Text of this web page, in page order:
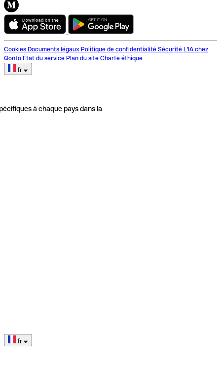
Cookies Documents légaux Politique de confidentialité Sécurité L'IA chez
Qonto État du service Plan du site Charte éthique
fr
à chaque pays dans la
fr